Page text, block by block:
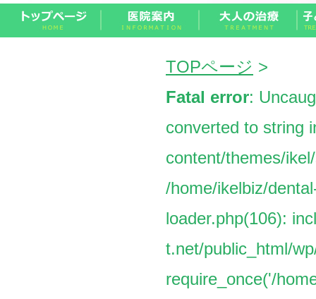
TOPページ >
Fatal error:
converted to string
content/themes/
/home/ikelbiz/
loader.php(106):
t.net/public_html/
require_once('/